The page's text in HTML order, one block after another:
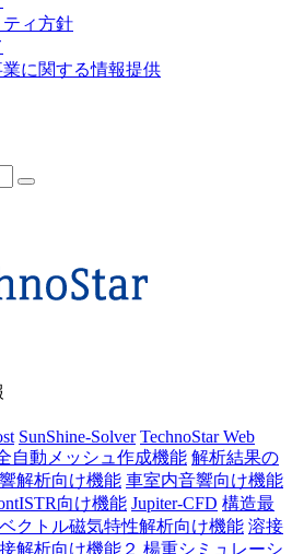
ィ方針
に関する情報提供
SunShine-Solver TechnoStar Web
自動メッシュ作成機能 解析結果の
解析向け機能 車室内音響向け機能
向け機能 Jupiter-CFD 構造最
ベクトル磁気特性解析向け機能 溶接
解析向け機能２ 楊重シミュレーシ